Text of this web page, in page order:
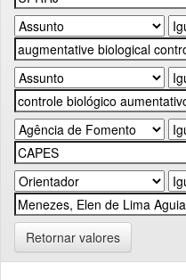
Retornar valores